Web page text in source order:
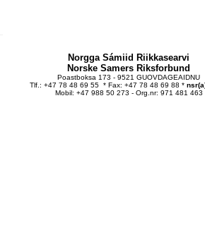
Norgga Sámiid Riikkasearvi
Norske Samers Riksforbund
Poastboksa 173 - 9521 GUOVDAGEAIDNU
Tlf.: +47 78 48 69 55 * Fax: +47 78 48 69 88 *
Mobil: +47 988 50 273 - Org.nr: 971 481 463